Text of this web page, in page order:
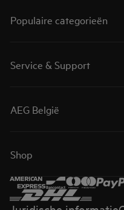
Populaire categorieën
Service & Support
AEG België
Shop